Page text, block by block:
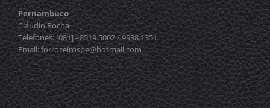
Pernambuco
Cláudio Rocha
Telefones: [081] - 8519.5002 / 9938.1351
Email: forrozeirospe@hotmail.com